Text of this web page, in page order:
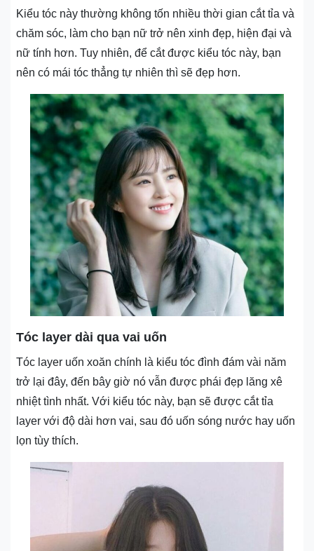
Kiểu tóc này thường không tốn nhiều thời gian cắt tỉa và
chăm sóc, làm cho bạn nữ trở nên xinh đẹp, hiện đại và
nữ tính hơn. Tuy nhiên, để cắt được kiểu tóc này, bạn
nên có mái tóc thẳng tự nhiên thì sẽ đẹp hơn.
Tóc layer dài qua vai uốn
Tóc layer uốn xoăn chính là kiểu tóc đình đám vài năm
trở lại đây, đến bây giờ nó vẫn được phái đẹp lăng xê
nhiệt tình nhất. Với kiểu tóc này, bạn sẽ được cắt tỉa
layer với độ dài hơn vai, sau đó uốn sóng nước hay uốn
lọn tùy thích.